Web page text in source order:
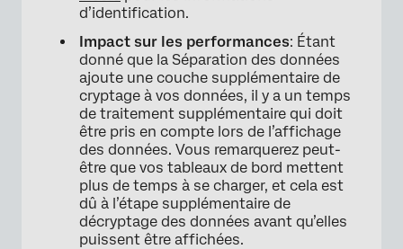
d’identification.
Impact sur les performances: Étant
donné que la Séparation des données
ajoute une couche supplémentaire de
cryptage à vos données, il y a un temps
de traitement supplémentaire qui doit
être pris en compte lors de l’affichage
des données. Vous remarquerez peut-
être que vos tableaux de bord mettent
plus de temps à se charger, et cela est
dû à l’étape supplémentaire de
décryptage des données avant qu’elles
puissent être affichées.